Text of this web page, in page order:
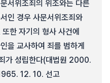
서위조죄의 위조와는 다른
인 경우 사문서위조죄와
한 자기의 형사 사건에
을 교사하여 죄를 범하게
가 성립한다(대법원 2000.
12. 10. 선고